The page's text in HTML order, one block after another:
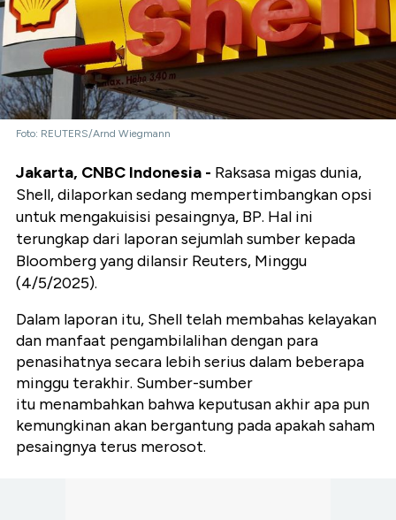
Foto: REUTERS/Arnd Wiegmann
Jakarta, CNBC Indonesia - Raksasa migas dunia,
Shell, dilaporkan sedang mempertimbangkan opsi
untuk mengakuisisi pesaingnya, BP. Hal ini
terungkap dari laporan sejumlah sumber kepada
Bloomberg yang dilansir Reuters, Minggu
(4/5/2025).
Dalam laporan itu, Shell telah membahas kelayakan
dan manfaat pengambilalihan dengan para
penasihatnya secara lebih serius dalam beberapa
minggu terakhir. Sumber-sumber
itu menambahkan bahwa keputusan akhir apa pun
kemungkinan akan bergantung pada apakah saham
pesaingnya terus merosot.